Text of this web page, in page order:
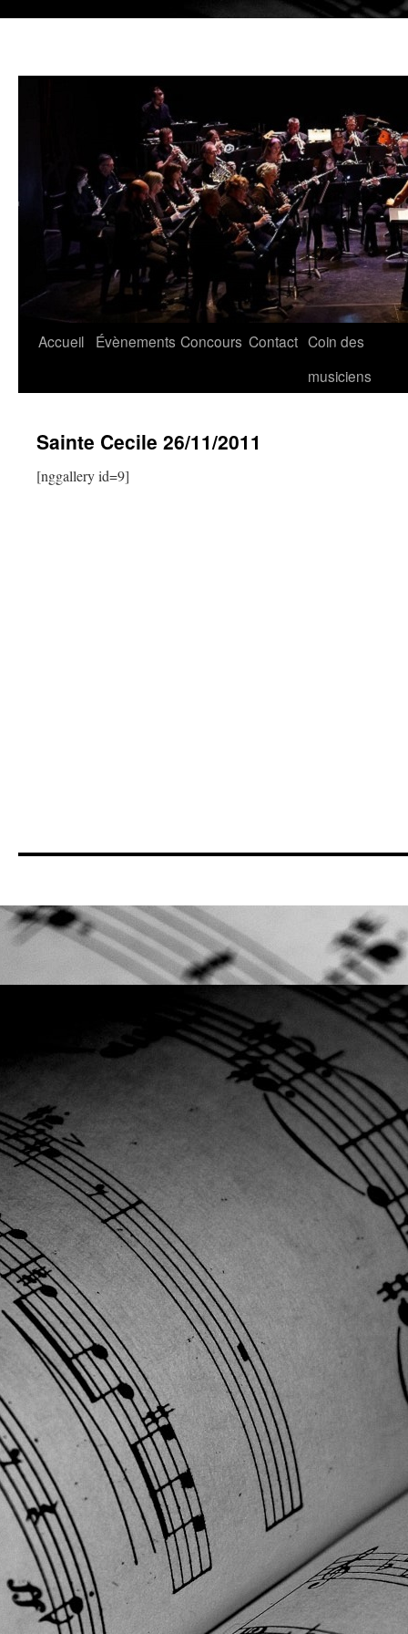
Aller
Accueil Évènements Concours Contact Coin des
musiciens
Sainte Cecile 26/11/2011
[nggallery id=9]